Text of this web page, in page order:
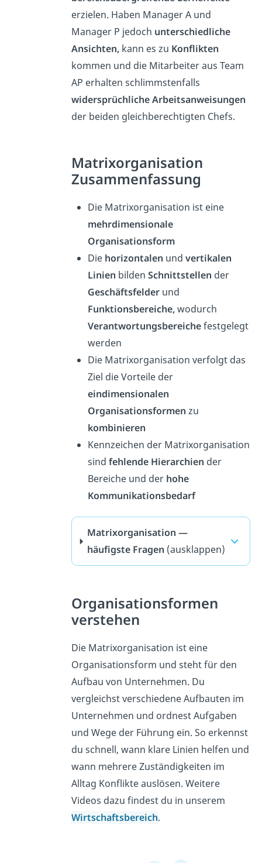
erzielen. Haben Manager A und
Manager P jedoch unterschiedliche
Ansichten,kann es zu Konflikten
kommen und die Mitarbeiter aus Team
AP erhalten schlimmstenfalls
widersprüchliche Arbeitsanweisungen
der beiden gleichberechtigten Chefs.
Matrixorganisation
Zusammenfassung
Die Matrixorganisation ist eine
mehrdimensionale
Organisationsform
Die horizontalen und vertikalen
Linien bilden Schnittstellen der
Geschäftsfelderund
Funktionsbereiche,wodurch
Verantwortungsbereichefestgelegt
werden
Die Matrixorganisation verfolgt das
Ziel die Vorteile der
eindimensionalen
Organisationsformen zu
kombinieren
Kennzeichen der Matrixorganisation
sind fehlende Hierarchien der
Bereiche und der hohe
Kommunikationsbedarf
Matrixorganisation —
häufigste Fragen (ausklappen)
Organisationsformen
verstehen
Die Matrixorganisation ist eine
Organisationsform und steht für den
Aufbau von Unternehmen. Du
vergleichst verschiedene Aufbauten im
Unternehmen und ordnest Aufgaben
und Wege der Führung ein. So erkennst
du schnell, wann klare Linien helfen und
wann mehrere Zuständigkeiten im
Alltag Konflikte auslösen. Weitere
Videos dazu findest du in unserem
Wirtschaftsbereich.